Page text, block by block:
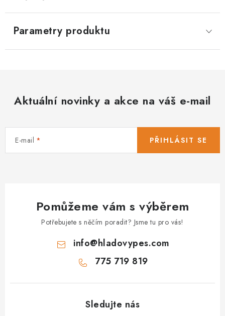
Parametry produktu
Aktuální novinky a akce na váš e-mail
E-mail PŘIHLÁSIT SE
Pomůžeme vám s výběrem
Potřebujete s něčím poradit? Jsme tu pro vás!
info@hladovypes.com
775 719 819